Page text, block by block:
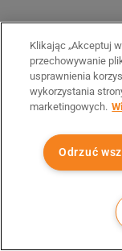
Klikając „Akceptuj
przechowywanie
usprawnienia
wykorzystania
marketingowych.
Odrzuć